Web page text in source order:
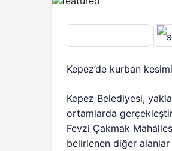
Kepez’de kurban
Kepez Belediyesi,
ortamlarda
Fevzi Çakmak
belirlenen diğer